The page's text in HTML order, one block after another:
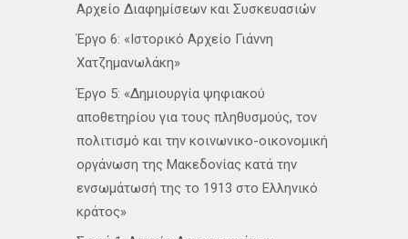
Αρχείο Διαφημίσεων και Συσκευασιών
Έργο 6: «Ιστορικό Αρχείο Γιάννη
Χατζημανωλάκη»
Έργο 5: «Δημιουργία ψηφιακού
αποθετηρίου για τους πληθυσμούς, τον
πολιτισμό και την κοινωνικο-οικονομική
οργάνωση της Μακεδονίας κατά την
ενσωμάτωσή της το 1913 στο Ελληνικό
κράτος»